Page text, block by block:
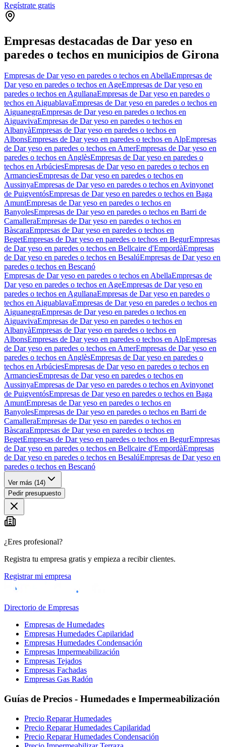
Regístrate gratis
Empresas destacadas de Dar yeso en
paredes o techos en municipios de Girona
Empresas de Dar yeso en paredes o techos en AbellaEmpresas de
Dar yeso en paredes o techos en AgeEmpresas de Dar yeso en
paredes o techos en AgullanaEmpresas de Dar yeso en paredes o
techos en AiguablavaEmpresas de Dar yeso en paredes o techos en
AiguanegraEmpresas de Dar yeso en paredes o techos en
AiguavivaEmpresas de Dar yeso en paredes o techos en
AlbanyàEmpresas de Dar yeso en paredes o techos en
AlbonsEmpresas de Dar yeso en paredes o techos en AlpEmpresas
de Dar yeso en paredes o techos en AmerEmpresas de Dar yeso en
paredes o techos en AnglèsEmpresas de Dar yeso en paredes o
techos en ArbúciesEmpresas de Dar yeso en paredes o techos en
ArmanciesEmpresas de Dar yeso en paredes o techos en
AussinyaEmpresas de Dar yeso en paredes o techos en Avinyonet
de PuigventósEmpresas de Dar yeso en paredes o techos en Baga
AmuntEmpresas de Dar yeso en paredes o techos en
BanyolesEmpresas de Dar yeso en paredes o techos en Barri de
CamalleraEmpresas de Dar yeso en paredes o techos en
BàscaraEmpresas de Dar yeso en paredes o techos en
BegetEmpresas de Dar yeso en paredes o techos en BegurEmpresas
de Dar yeso en paredes o techos en Bellcaire d'EmpordàEmpresas
de Dar yeso en paredes o techos en BesalúEmpresas de Dar yeso en
paredes o techos en Bescanó
Empresas de Dar yeso en paredes o techos en AbellaEmpresas de
Dar yeso en paredes o techos en AgeEmpresas de Dar yeso en
paredes o techos en AgullanaEmpresas de Dar yeso en paredes o
techos en AiguablavaEmpresas de Dar yeso en paredes o techos en
AiguanegraEmpresas de Dar yeso en paredes o techos en
AiguavivaEmpresas de Dar yeso en paredes o techos en
AlbanyàEmpresas de Dar yeso en paredes o techos en
AlbonsEmpresas de Dar yeso en paredes o techos en AlpEmpresas
de Dar yeso en paredes o techos en AmerEmpresas de Dar yeso en
paredes o techos en AnglèsEmpresas de Dar yeso en paredes o
techos en ArbúciesEmpresas de Dar yeso en paredes o techos en
ArmanciesEmpresas de Dar yeso en paredes o techos en
AussinyaEmpresas de Dar yeso en paredes o techos en Avinyonet
de PuigventósEmpresas de Dar yeso en paredes o techos en Baga
AmuntEmpresas de Dar yeso en paredes o techos en
BanyolesEmpresas de Dar yeso en paredes o techos en Barri de
CamalleraEmpresas de Dar yeso en paredes o techos en
BàscaraEmpresas de Dar yeso en paredes o techos en
BegetEmpresas de Dar yeso en paredes o techos en BegurEmpresas
de Dar yeso en paredes o techos en Bellcaire d'EmpordàEmpresas
de Dar yeso en paredes o techos en BesalúEmpresas de Dar yeso en
paredes o techos en Bescanó
Ver más (14)
Pedir presupuesto
¿Eres profesional?
Registra tu empresa gratis y empieza a recibir clientes.
Registrar mi empresa
Directorio de Empresas
Empresas de Humedades
Empresas Humedades Capilaridad
Empresas Humedades Condensación
Empresas Impermeabilización
Empresas Tejados
Empresas Fachadas
Empresas Gas Radón
Guías de Precios - Humedades e Impermeabilización
Precio Reparar Humedades
Precio Reparar Humedades Capilaridad
Precio Reparar Humedades Condensación